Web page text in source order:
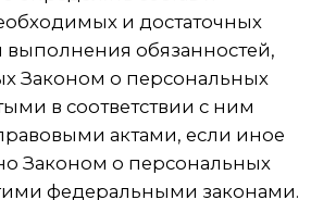
порядок ее
о
уточнения его
блокирования или
персональные
или не
для заявленной цели